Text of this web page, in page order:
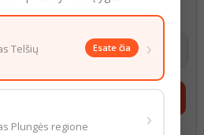
Telšių
Esate čia ›
Plungės regione ›